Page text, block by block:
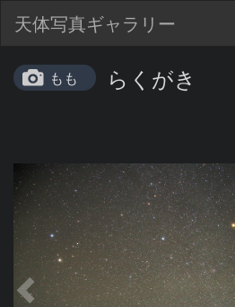
天体写真ギャラリー
もも らくがき